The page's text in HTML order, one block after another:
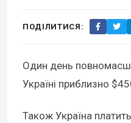
ПОДІЛИТИСЯ:
Один день
Україні приблизно
Також Україна